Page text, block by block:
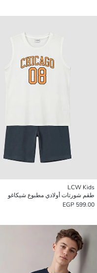
LCW Kids
طقم شورتات أولادي مطبوع شيكاغو
599.00 EGP